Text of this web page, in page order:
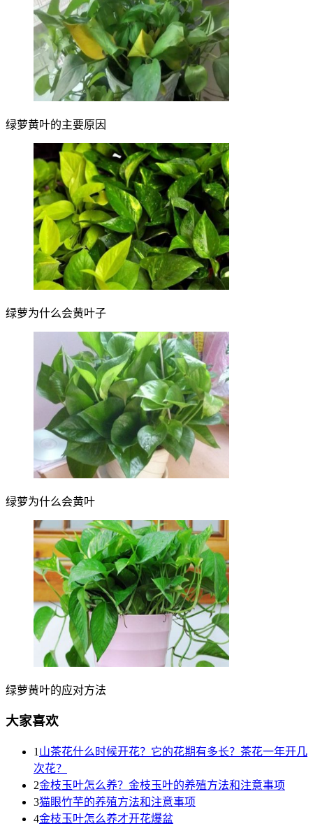
绿萝黄叶的主要原因
绿萝为什么会黄叶子
绿萝为什么会黄叶
绿萝黄叶的应对方法
大家喜欢
1 山茶花什么时候开花？它的花期有多长？茶花一年开几
次花？
2金枝玉叶怎么养？金枝玉叶的养殖方法和注意事项
3猫眼竹芋的养殖方法和注意事项
4金枝玉叶怎么养才开花爆盆